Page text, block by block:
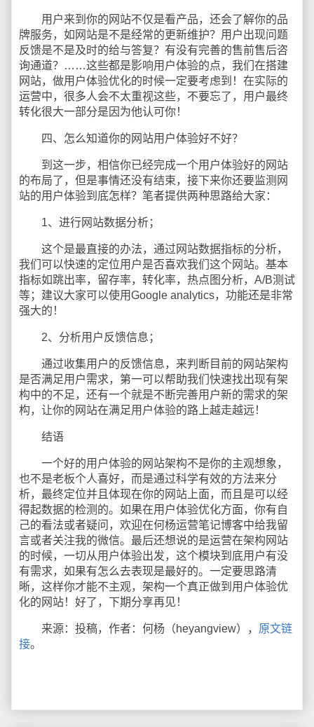
用户来到你的网站不仅是看产品，还会了解你的品
牌服务，如网站是不是经常的更新维护？用户出现问题
反馈是不是及时的给与答复？有没有完善的售前售后咨
询通道？……这些都是影响用户体验的点，我们在搭建
网站，做用户体验优化的时候一定要考虑到！在实际的
运营中，很多人会不太重视这些，不要忘了，用户最终
转化很大一部分是因为他认可你！
四、怎么知道你的网站用户体验好不好？
到这一步，相信你已经完成一个用户体验好的网站
的布局了，但是事情还没有结束，接下来你还要监测网
站的用户体验到底怎样？笔者提供两种思路给大家：
1、进行网站数据分析；
这个是最直接的办法，通过网站数据指标的分析，
我们可以快速的定位用户是否喜欢我们这个网站。基本
指标如跳出率，留存率，转化率，热点图分析，A/B测试
等；建议大家可以使用Google analytics，功能还是非常
强大的！
2、分析用户反馈信息；
通过收集用户的反馈信息，来判断目前的网站架构
是否满足用户需求，第一可以帮助我们快速找出现有架
构中的不足，还有一个就是不断完善用户新的需求的架
构，让你的网站在满足用户体验的路上越走越远！
结语
一个好的用户体验的网站架构不是你的主观想象，
也不是老板个人喜好，而是通过科学有效的方法来分
析，最终定位并且体现在你的网站上面，而且是可以经
得起数据的检测的。如果在用户体验优化方面，你有自
己的看法或者疑问，欢迎在何杨运营笔记博客中给我留
言或者关注我的微信。最后还想说的是运营在架构网站
的时候，一切从用户体验出发，这个模块到底用户有没
有需求，如果有怎么去表现是最好的。一定要思路清
晰，这样你才能不主观，架构一个真正做到用户体验优
化的网站！好了，下期分享再见！
来源：投稿，作者：何杨（heyangview）， 原文链
接。